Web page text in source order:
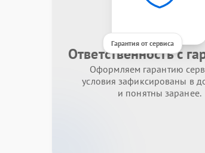
Гарантия от сервиса
Ответственность с
Оформляем гарантию
условия зафиксированы в
и понятны заранее.